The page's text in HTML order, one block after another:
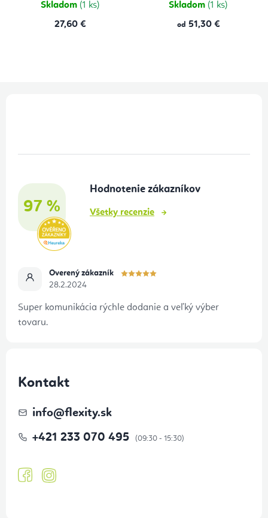
Skladom (1 ks)
27,60 €
Skladom (1 ks)
od 51,30 €
97 %
Hodnotenie zákazníkov
Všetky recenzie
Overený zákazník
28.2.2024
Super komunikácia rýchle dodanie a veľký výber
tovaru.
Kontakt
info@flexity.sk
+421 233 070 495